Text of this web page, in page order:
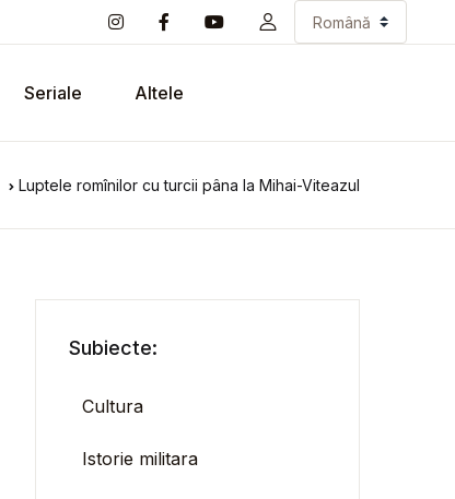
Seriale Altele
Luptele romînilor cu turcii pâna la Mihai-Viteazul
Subiecte:
Cultura
Istorie militara